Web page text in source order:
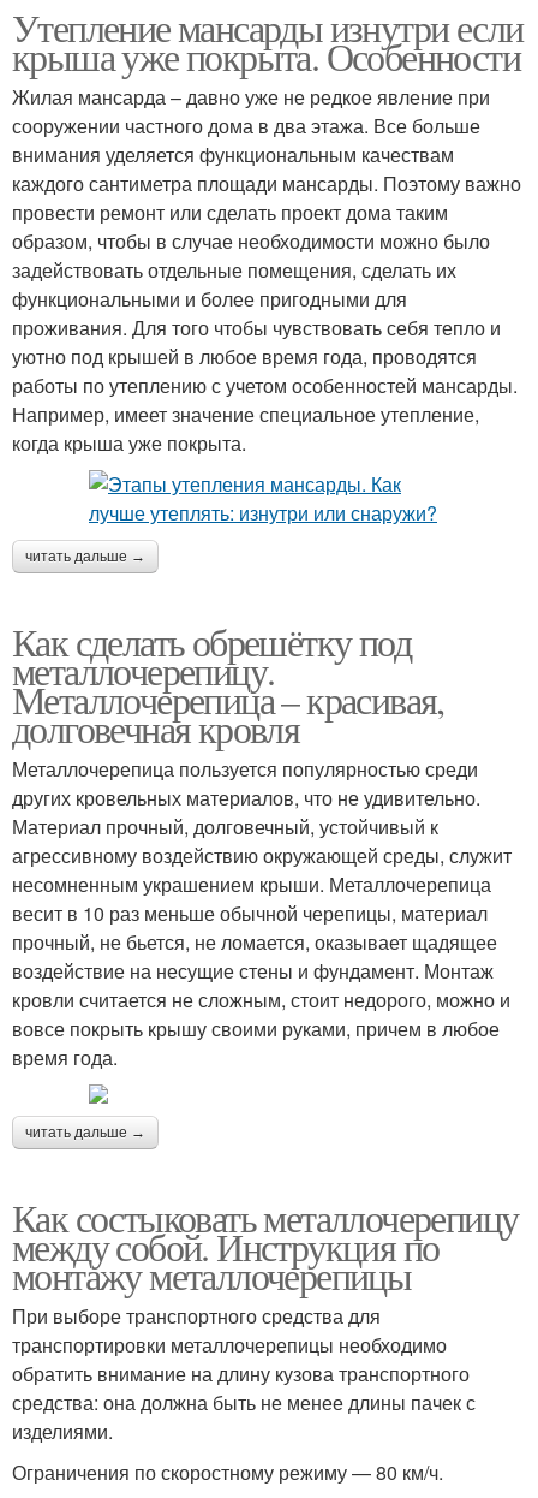
Утепление мансарды изнутри если
крыша уже покрыта. Особенности
Жилая мансарда – давно уже не редкое явление при
сооружении частного дома в два этажа. Все больше
внимания уделяется функциональным качествам
каждого сантиметра площади мансарды. Поэтому важно
провести ремонт или сделать проект дома таким
образом, чтобы в случае необходимости можно было
задействовать отдельные помещения, сделать их
функциональными и более пригодными для
проживания. Для того чтобы чувствовать себя тепло и
уютно под крышей в любое время года, проводятся
работы по утеплению с учетом особенностей мансарды.
Например, имеет значение специальное утепление,
когда крыша уже покрыта.
читать дальше →
Как сделать обрешётку под
металлочерепицу.
Металлочерепица – красивая,
долговечная кровля
Металлочерепица пользуется популярностью среди
других кровельных материалов, что не удивительно.
Материал прочный, долговечный, устойчивый к
агрессивному воздействию окружающей среды, служит
несомненным украшением крыши. Металлочерепица
весит в 10 раз меньше обычной черепицы, материал
прочный, не бьется, не ломается, оказывает щадящее
воздействие на несущие стены и фундамент. Монтаж
кровли считается не сложным, стоит недорого, можно и
вовсе покрыть крышу своими руками, причем в любое
время года.
читать дальше →
Как состыковать металлочерепицу
между собой. Инструкция по
монтажу металлочерепицы
При выборе транспортного средства для
транспортировки металлочерепицы необходимо
обратить внимание на длину кузова транспортного
средства: она должна быть не менее длины пачек с
изделиями.
Ограничения по скоростному режиму — 80 км/ч.